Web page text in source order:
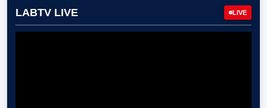
LABTV LIVE LIVE